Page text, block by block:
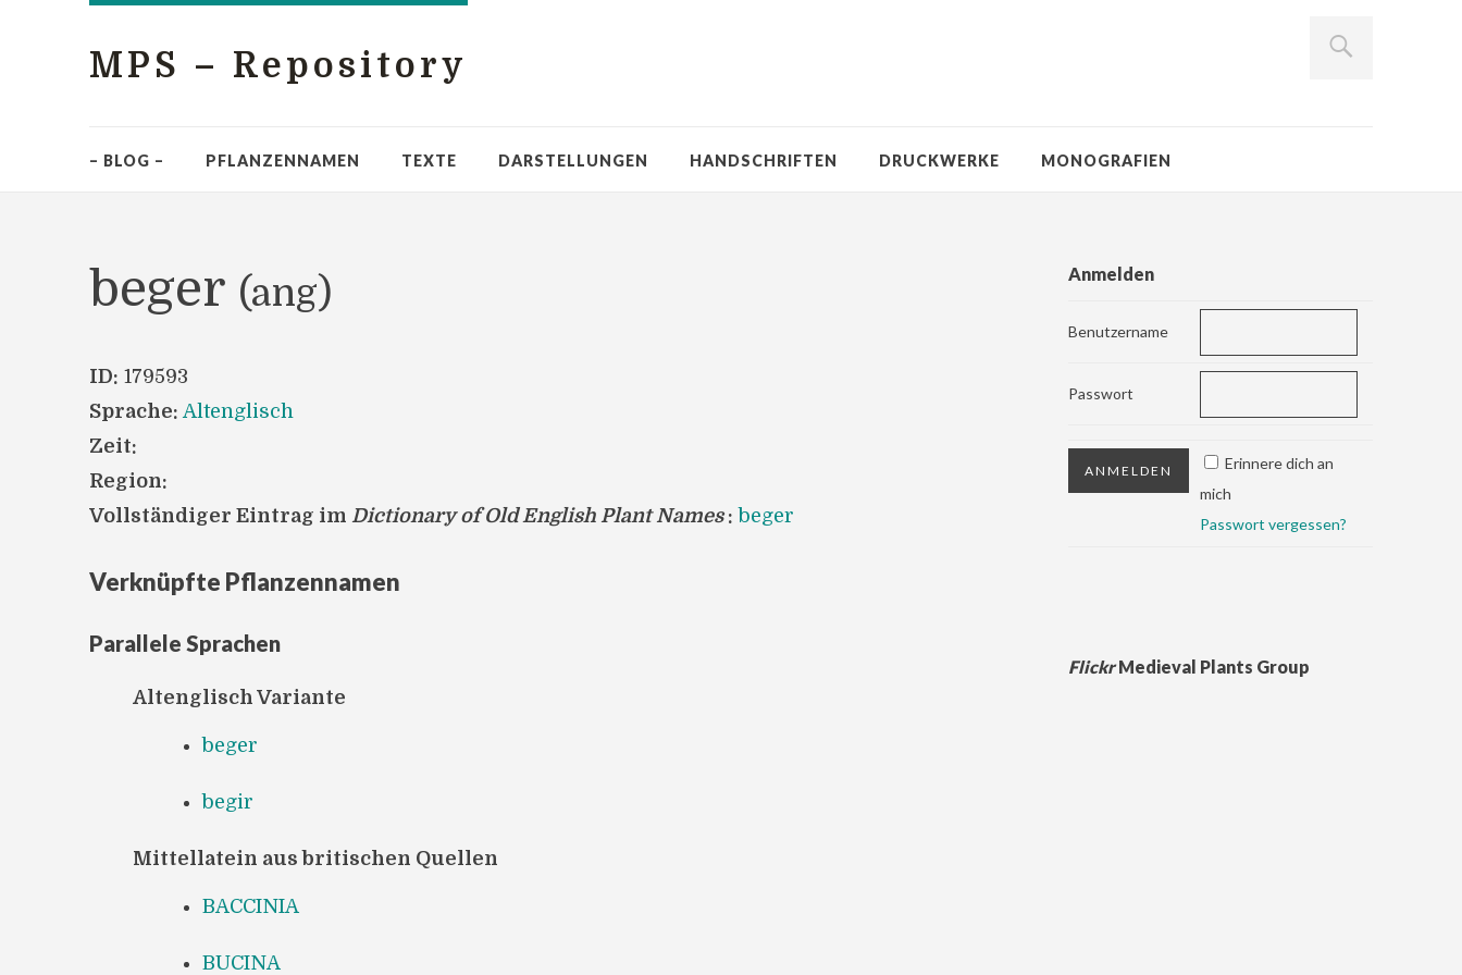
MPS – Repository
– BLOG – PFLANZENNAMEN TEXTE DARSTELLUNGEN HANDSCHRIFTEN DRUCKWERKE MONOGRAFIEN
beger (ang)
ID: 179593
Sprache: Altenglisch
Zeit:
Region:
Vollständiger Eintrag im Dictionary of Old English Plant Names : beger
Verknüpfte Pflanzennamen
Parallele Sprachen
Altenglisch Variante
beger
begir
Mittellatein aus britischen Quellen
BACCINIA
BUCINA
Anmelden
Benutzername
Passwort
Erinnere dich an
mich
Passwort vergessen?
FlickrMedieval Plants Group